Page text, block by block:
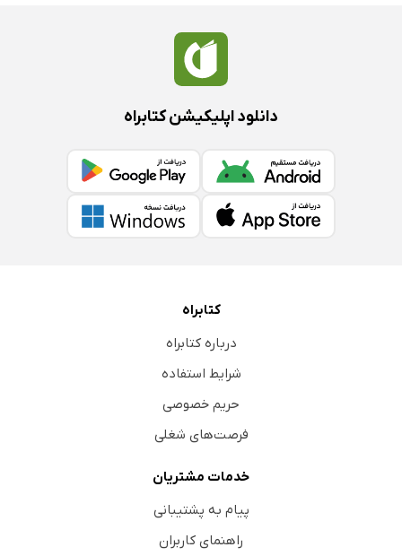
دانلود اپلیکیشن کتابراه
کتابراه
درباره کتابراه
شرایط استفاده
حریم خصوصی
فرصت‌های شغلی
خدمات مشتریان
پیام به پشتیبانی
راهنمای کاربران